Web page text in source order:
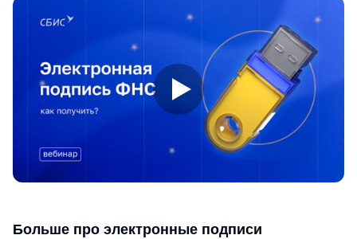
Больше про электронные подписи